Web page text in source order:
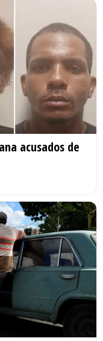
acusados de